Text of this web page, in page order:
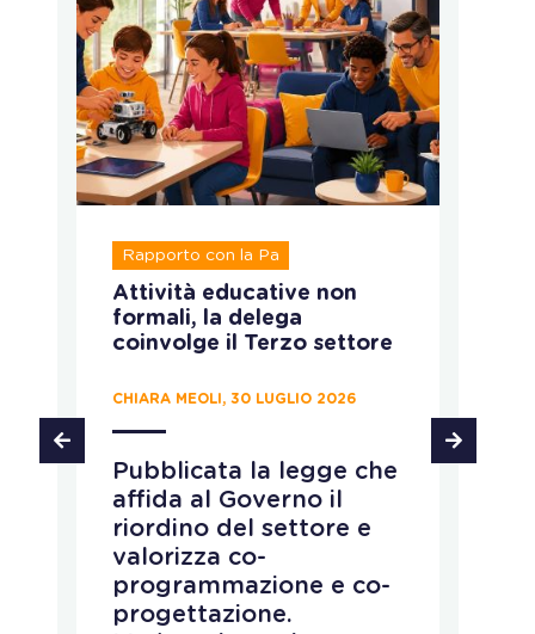
Registro unico nazionale del
Terzo settore
Runts: diffida, Pec e
cancellazione degli enti
del Tar del Lazio
definiscono quando la
pubblicazione sul Burl è
sufficiente e quando,
invece, comunicare
direttamente la diffida